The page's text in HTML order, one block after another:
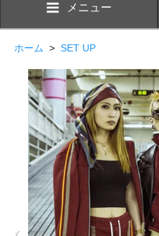
メニュー
ホーム > SET UP